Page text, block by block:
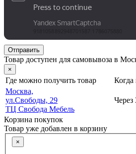
Отправить
Товар доступен для самовывоза в
×
Где можно получить товар
Когда
Москва,
ул.Свободы, 29
ТЦ Свобода Мебель
Через
Корзина покупок
Товар уже добавлен в корзину
×